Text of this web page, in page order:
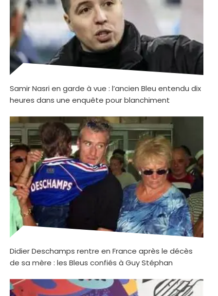
Samir Nasri en garde à vue : l’ancien Bleu entendu dix
heures dans une enquête pour blanchiment
Didier Deschamps rentre en France après le décès
de sa mère : les Bleus confiés à Guy Stéphan